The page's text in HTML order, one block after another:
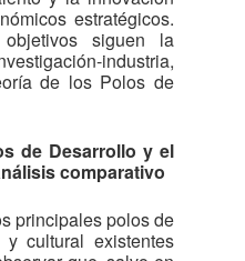
estratégicos.
siguen la
industria,
de los Polos de
de Desarrollo y el
comparativo
principales polos de
cultural existentes